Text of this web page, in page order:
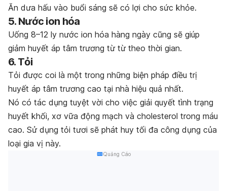
Ăn dưa hấu vào buổi sáng sẽ có lợi cho sức khỏe.
5. Nước ion hóa
Uống 8–12 ly nước ion hóa hàng ngày cũng sẽ giúp
giảm huyết áp tâm trương từ từ theo thời gian.
6. Tỏi
Tỏi được coi là một trong những biện pháp điều trị
huyết áp tâm trương cao tại nhà hiệu quả nhất.
Nó có tác dụng tuyệt vời cho việc giải quyết tình trạng
huyết khối, xơ vữa động mạch và cholesterol trong máu
cao. Sử dụng tỏi tươi sẽ phát huy tối đa công dụng của
loại gia vị này.
Quảng Cáo